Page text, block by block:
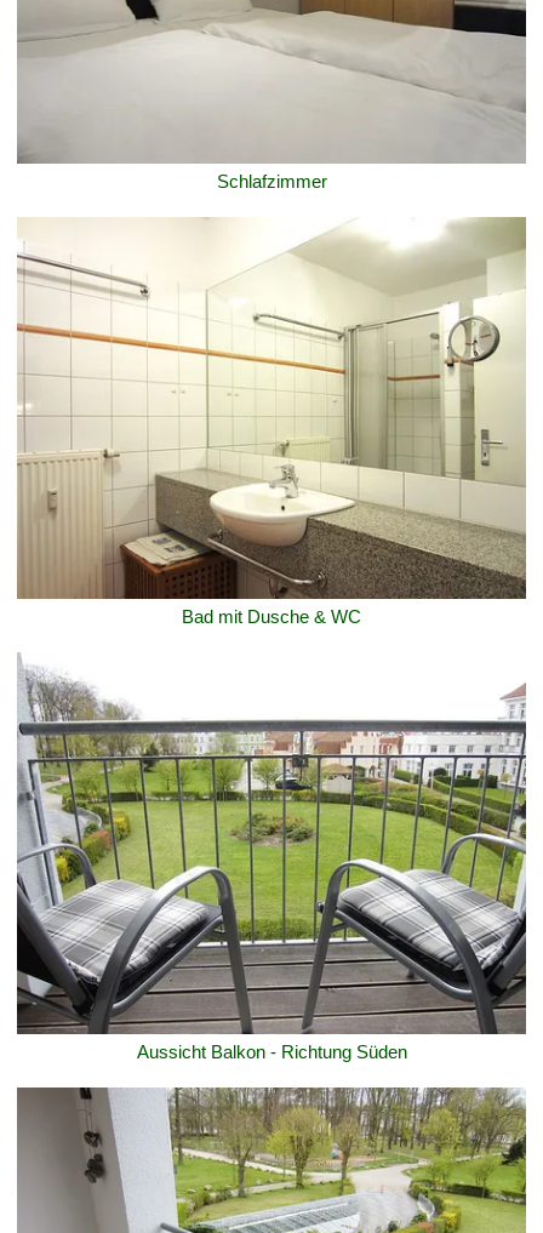
Schlafzimmer
Bad mit Dusche & WC
Aussicht Balkon - Richtung Süden